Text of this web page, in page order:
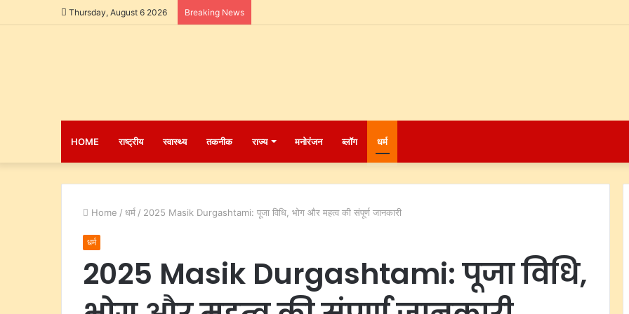
Thursday, August 6 2026 Breaking News
HOME राष्ट्रीय स्वास्थ्य तकनीक राज्य मनोरंजन ब्लॉग धर्म
Home / धर्म / 2025 Masik Durgashtami: पूजा विधि, भोग और महत्व की संपूर्ण जानकारी
धर्म
2025 Masik Durgashtami: पूजा विधि,